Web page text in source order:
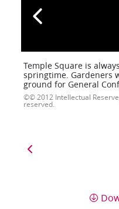
Temple Square is
springtime. Gardeners
ground for General
© 2012 Intellectual
reserved.